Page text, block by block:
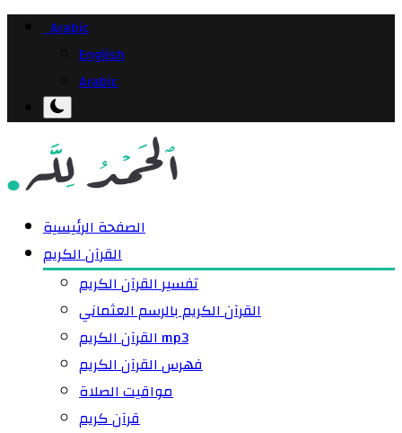
Arabic
English
Arabic
الصفحة الرئيسية
القرآن الكريم
تفسير القرآن الكريم
القرآن الكريم بالرسم العثماني
القرآن الكريم mp3
فهرس القرآن الكريم
مواقيت الصلاة
قرآن كريم